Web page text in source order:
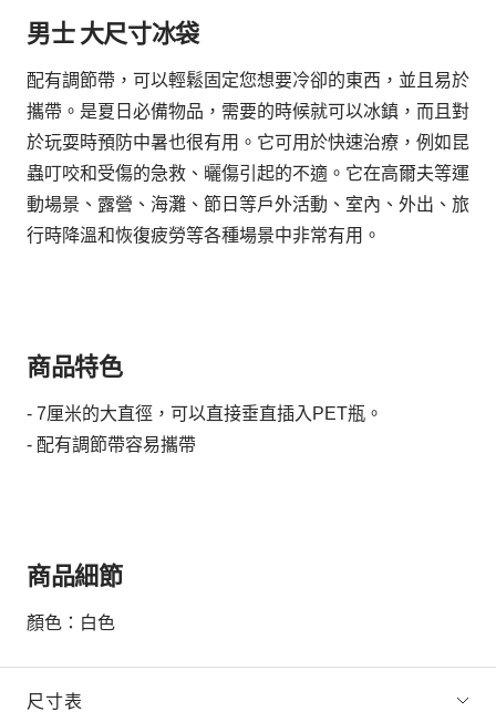
男士 大尺寸冰袋
配有調節帶，可以輕鬆固定您想要冷卻的東西，並且易於
攜帶。是夏日必備物品，需要的時候就可以冰鎮，而且對
於玩耍時預防中暑也很有用。它可用於快速治療，例如昆
蟲叮咬和受傷的急救、曬傷引起的不適。它在高爾夫等運
動場景、露營、海灘、節日等戶外活動、室內、外出、旅
行時降溫和恢復疲勞等各種場景中非常有用。
商品特色
- 7厘米的大直徑，可以直接垂直插入PET瓶。
- 配有調節帶容易攜帶
商品細節
顏色：白色
尺寸表